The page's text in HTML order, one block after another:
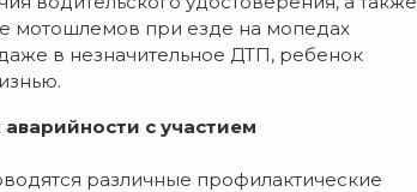
мотошлемов при езде на мопедах
в незначительное ДТП, ребенок
с участием
различные профилактические